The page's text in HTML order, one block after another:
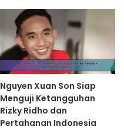
Nguyen Xuan Son Siap
Menguji Ketangguhan
Rizky Ridho dan
Pertahanan Indonesia